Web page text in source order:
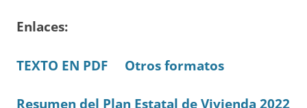
Enlaces:
TEXTO EN PDF Otros formatos
Resumen del Plan Estatal de Vivienda 2022